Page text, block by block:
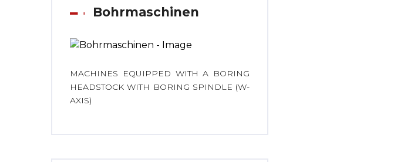
Bohrmaschinen
MACHINES EQUIPPED WITH A BORING
HEADSTOCK WITH BORING SPINDLE (W-
AXIS)